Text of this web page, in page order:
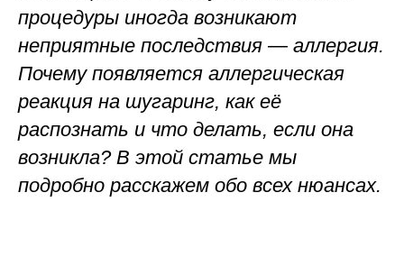
процедуры иногда возникают
неприятные последствия — аллергия.
Почему появляется аллергическая
реакция на шугаринг, как её
распознать и что делать, если она
возникла? В этой статье мы
подробно расскажем обо всех нюансах.